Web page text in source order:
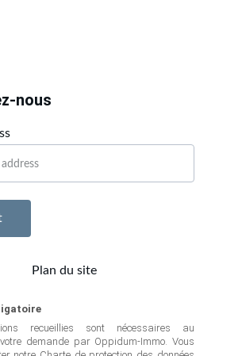
nous
Plan du site
recueillies sont nécessaires au
demande par Oppidum-Immo. Vous